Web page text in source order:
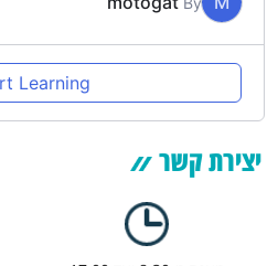
Learning
יצירת קשר